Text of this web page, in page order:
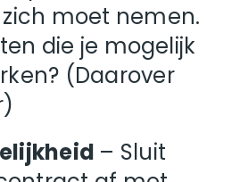
moet nemen.
die je mogelijk
(Daarover
– Sluit